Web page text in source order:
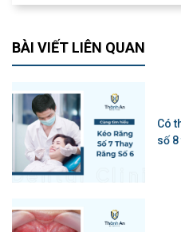
BÀI VIẾT LIÊN QUAN
Có
số